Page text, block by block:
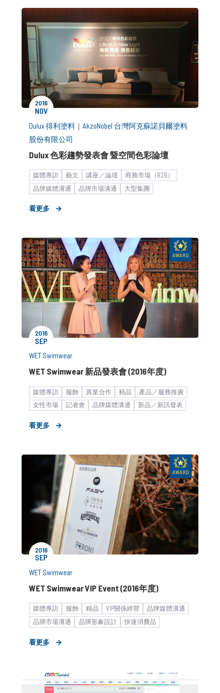
2016
NOV
Dulux 得利塗料 ｜ AkzoNobel 台灣阿克蘇諾貝爾塗料
股份有限公司
Dulux 色彩趨勢發表會 暨空間色彩論壇
媒體專訪 藝文 講座／論壇
商務市場（B2B）
品牌媒體溝通
品牌市場溝通
大型集團
看更多
2016
SEP
WET Swimwear
WET Swimwear 新品發表會 (2016年度)
媒體專訪 服飾 異業合作 精品
產品／服務推廣
女性市場
記者會 品牌媒體溝通
新品／新訊發表
看更多
2016
SEP
WET Swimwear
WET Swimwear VIP Event (2016年度)
媒體專訪 服飾 精品 VIP關係經營
品牌媒體溝通
品牌市場溝通
品牌形象設計
快速消費品
看更多